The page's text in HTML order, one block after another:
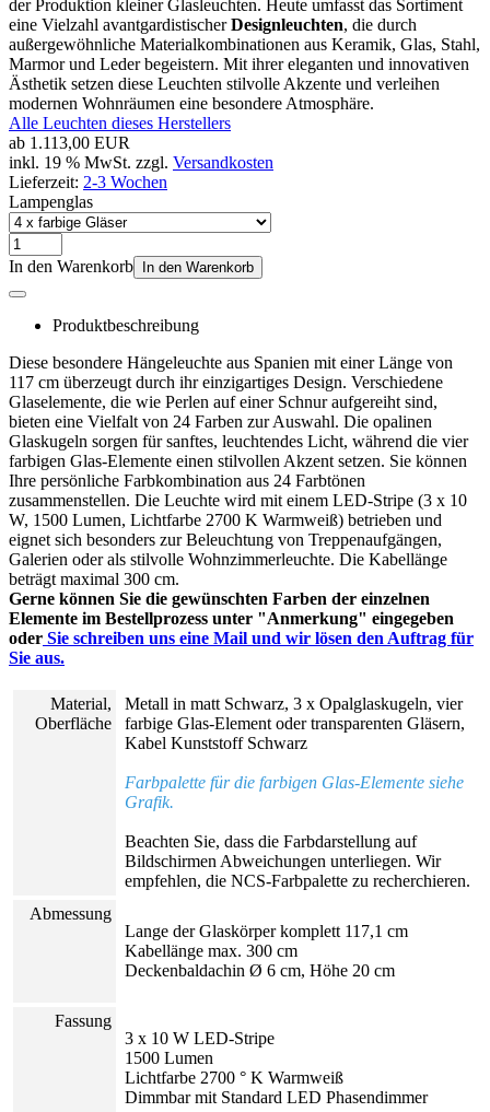
der Produktion kleiner Glasleuchten. Heute umfasst das Sortiment
eine Vielzahl avantgardistischerDesignleuchten, die durch
außergewöhnliche Materialkombinationen aus Keramik, Glas, Stahl,
Marmor und Leder begeistern. Mit ihrer eleganten und innovativen
Ästhetik setzen diese Leuchten stilvolle Akzente und verleihen
modernen Wohnräumen eine besondere Atmosphäre.
Alle Leuchten dieses Herstellers
ab 1.113,00 EUR
inkl. 19 % MwSt. zzgl. Versandkosten
Lieferzeit: 2-3 Wochen
Lampenglas
In den Warenkorb In den Warenkorb
Produktbeschreibung
Diese besondere Hängeleuchte aus Spanien mit einer Länge von
117 cm überzeugt durch ihr einzigartiges Design. Verschiedene
Glaselemente, die wie Perlen auf einer Schnur aufgereiht sind,
bieten eine Vielfalt von 24 Farben zur Auswahl. Die opalinen
Glaskugeln sorgen für sanftes, leuchtendes Licht, während die vier
farbigen Glas-Elemente einen stilvollen Akzent setzen. Sie können
Ihre persönliche Farbkombination aus 24 Farbtönen
zusammenstellen. Die Leuchte wird mit einem LED-Stripe (3 x 10
W, 1500 Lumen, Lichtfarbe 2700 K Warmweiß) betrieben und
eignet sich besonders zur Beleuchtung von Treppenaufgängen,
Galerien oder als stilvolle Wohnzimmerleuchte. Die Kabellänge
beträgt maximal 300 cm.
Gerne können Sie die gewünschten Farben der einzelnen
Elemente im Bestellprozess unter "Anmerkung" eingegeben
oder Sie schreiben uns eine Mail und wir lösen den Auftrag für
Sie aus.
Material,
Oberfläche
Metall in matt Schwarz, 3 x Opalglaskugeln, vier
farbige Glas-Element oder transparenten Gläsern,
Kabel Kunststoff Schwarz
Farbpalette für die farbigen Glas-Elemente siehe
Grafik.
Beachten Sie, dass die Farbdarstellung auf
Bildschirmen Abweichungen unterliegen. Wir
empfehlen, die NCS-Farbpalette zu recherchieren.
Abmessung
Lange der Glaskörper komplett 117,1 cm
Kabellänge max. 300 cm
Deckenbaldachin Ø 6 cm, Höhe 20 cm
Fassung
3 x 10 W LED-Stripe
1500 Lumen
Lichtfarbe 2700 ° K Warmweiß
Dimmbar mit Standard LED Phasendimmer